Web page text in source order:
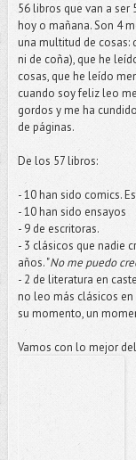
56 libros que van a
hoy o mañana. Son 4
una multitud de cosas:
ni de coña), que he
cosas, que he leído
cuando soy feliz leo
gordos y me ha
de páginas.
De los 57 libros:
- 10 han sido comics.
- 10 han sido ensayos
- 9 de escritoras.
- 3 clásicos que nadie
años. "No me puedo
- 2 de literatura en
no leo más clásicos
su momento, un
Vamos con lo mejor